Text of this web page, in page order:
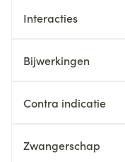
Interacties
Bijwerkingen
Contra indicatie
Zwangerschap